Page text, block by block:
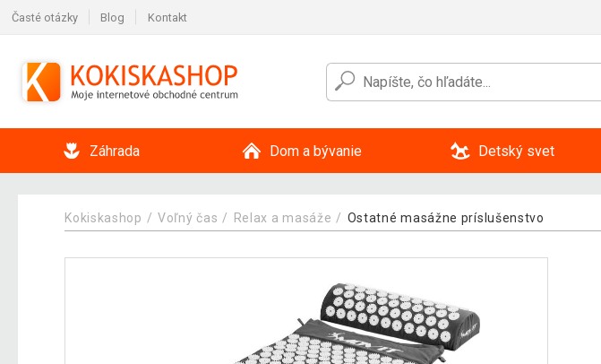
Časté otázky Blog Kontakt
Záhrada Dom a bývanie Detský svet
Kokiskashop Voľný čas Relax a masáže Ostatné masážne príslušenstvo